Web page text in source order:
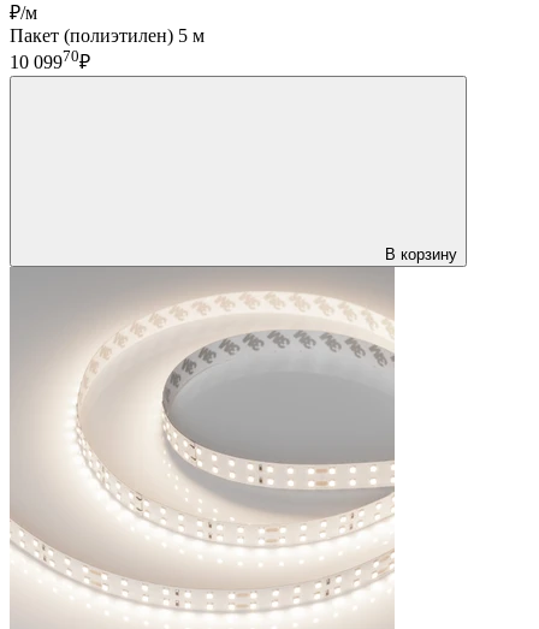
₽/м
Пакет (полиэтилен) 5 м
10 09970₽
В корзину